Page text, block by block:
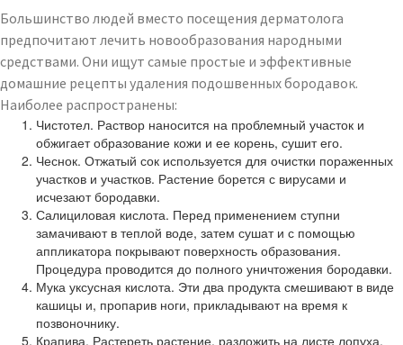
Большинство людей вместо посещения дерматолога
предпочитают лечить новообразования народными
средствами. Они ищут самые простые и эффективные
домашние рецепты удаления подошвенных бородавок.
Наиболее распространены:
Чистотел. Раствор наносится на проблемный участок и
обжигает образование кожи и ее корень, сушит его.
Чеснок. Отжатый сок используется для очистки пораженных
участков и участков. Растение борется с вирусами и
исчезают бородавки.
Салициловая кислота. Перед применением ступни
замачивают в теплой воде, затем сушат и с помощью
аппликатора покрывают поверхность образования.
Процедура проводится до полного уничтожения бородавки.
Мука уксусная кислота. Эти два продукта смешивают в виде
кашицы и, пропарив ноги, прикладывают на время к
позвоночнику.
Крапива. Растереть растение, разложить на листе лопуха,